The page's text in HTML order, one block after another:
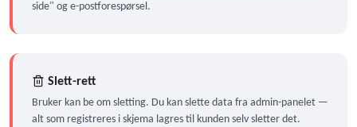
side" og e-postforespørsel.
Slett-rett
Bruker kan be om sletting. Du kan slette data fra admin-panelet —
alt som registreres i skjema lagres til kunden selv sletter det.